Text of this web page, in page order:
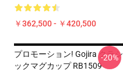
￥362,500 - ￥420,500
プロモーション! Gojira クラシ
ックマグカップ RB1509
-20%